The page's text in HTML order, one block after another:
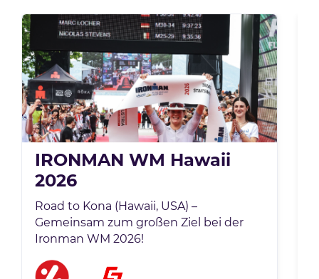
IRONMAN WM Hawaii
2026
Road to Kona (Hawaii, USA) –
Gemeinsam zum großen Ziel bei der
Ironman WM 2026!